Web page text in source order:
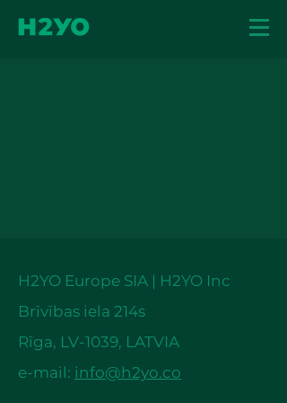
H2YO Europe SIA | H2YO Inc
Brīvības iela 214s
Rīga, LV-1039, LATVIA
e-mail: info@h2yo.co